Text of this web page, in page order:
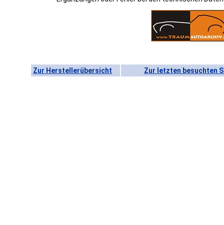
Zur Herstellerübersicht Zur letzten besuchten